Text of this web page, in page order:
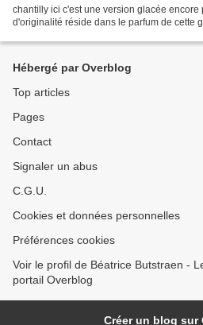
chantilly ici c'est une version glacée encore
d'originalité réside dans le parfum de cette
Hébergé par Overblog
Top articles
Pages
Contact
Signaler un abus
C.G.U.
Cookies et données personnelles
Préférences cookies
Voir le profil de Béatrice Butstraen -
portail Overblog
Créer un blog sur